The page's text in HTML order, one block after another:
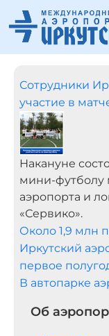
Сотрудники
участие в
Накануне
мини-футболу
аэропорта и
«Сервико».
Около 1,9 млн
Иркутский
первое
В автопарке
Об